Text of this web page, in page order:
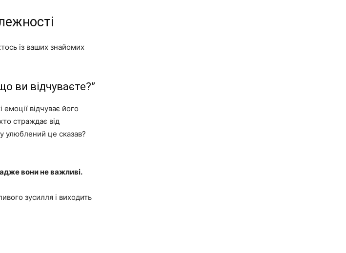
із ваших знайомих
ви відчуваєте?”
відчуває його
страждає від
улюблений це сказав?
адже вони не важливі.
зусилля і виходить